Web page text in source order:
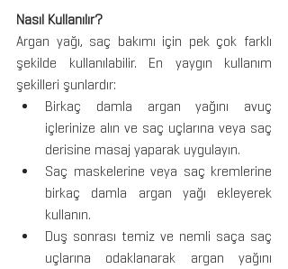
Nasıl Kullanılır?
Argan yağı, saç bakımı için pek çok farklı
şekilde kullanılabilir. En yaygın kullanım
şekilleri şunlardır:
Birkaç damla argan yağını avuç
içlerinize alın ve saç uçlarına veya saç
derisine masaj yaparak uygulayın.
Saç maskelerine veya saç kremlerine
birkaç damla argan yağı ekleyerek
kullanın.
Duş sonrası temiz ve nemli saça saç
uçlarına odaklanarak argan yağını